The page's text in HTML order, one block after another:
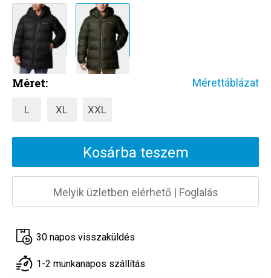
Méret: Mérettáblázat
L XL XXL
Kosárba teszem
Melyik üzletben elérhető| Foglalás
30 napos visszaküldés
1-2 munkanapos szállítás